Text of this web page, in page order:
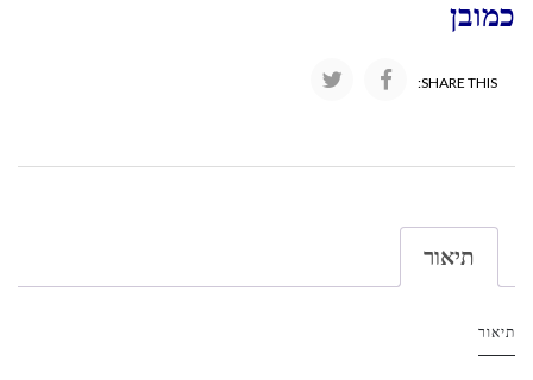
כמובן
SHARE THIS:
תיאור
תיאור